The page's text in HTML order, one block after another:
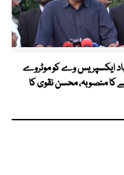
ایکسپریس وے کو موٹروے
کا منصوبہ، محسن نقوی کا